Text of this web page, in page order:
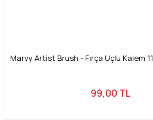
Marvy Artist Brush - Fırça Uçlu Kalem
99,00 TL